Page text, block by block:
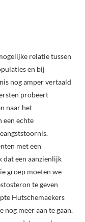
relatie tussen
en bij
nog amper vertaald
probeert
naar het
een echte
met een
dat een aanzienlijk
groep moeten we
te geven
Hutschemaekers
nog meer aan te gaan.